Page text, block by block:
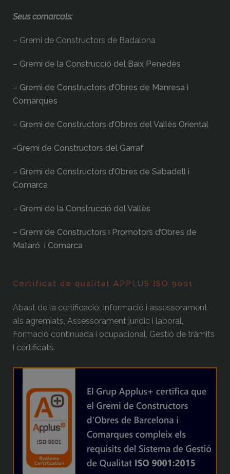
Seus comarcals:
– Gremi de Constructors de Badalona
– Gremi de la Construcció del Baix Penedès
– Gremi de Constructors d’Obres de Manresa i
Comarques
– Gremi de Constructors d’Obres del Vallès Oriental
-Gremi de Constructors del Garraf
– Gremi de Constructors d’Obres de Sabadell i
Comarca
– Gremi de la Construcció del Vallès
– Gremi de Constructors i Promotors d’Obres de
Mataró i Comarca
Certificat de qualitat APPLUS ISO 9001
Abast de la certificació: Informació i assessorament
als agremiats, Assessorament jurídic i laboral,
Formació continuada i ocupacional, Gestió de tràmits
i certificats.